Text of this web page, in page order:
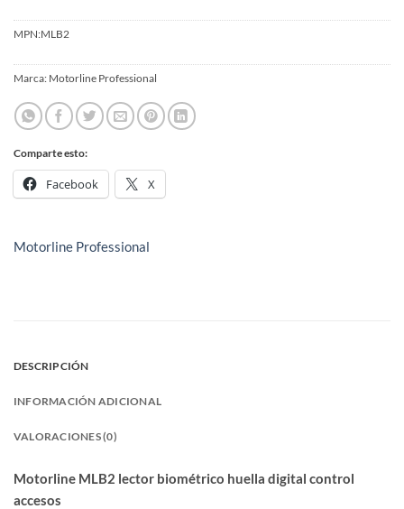
MPN:MLB2
Marca: Motorline Professional
Comparte esto:
Facebook X
Motorline Professional
DESCRIPCIÓN
INFORMACIÓN ADICIONAL
VALORACIONES (0)
Motorline MLB2 lector biométrico huella digital control
accesos